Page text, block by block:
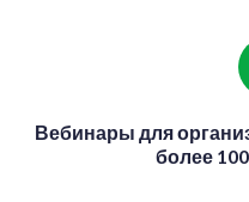
Вебинары для
более